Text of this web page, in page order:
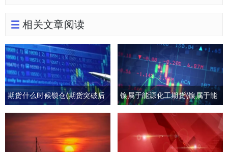
相关文章阅读
期货什么时候锁仓(期货突破后
回撤)
镍属于能源化工期货(镍属于能
源化工期货板块吗)